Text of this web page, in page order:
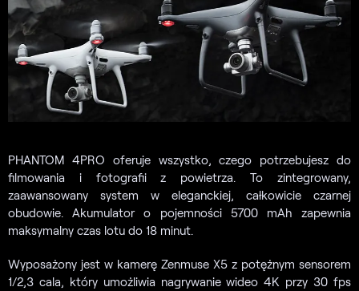
PHANTOM 4PRO oferuje wszystko, czego potrzebujesz do
filmowania i fotografii z powietrza. To zintegrowany,
zaawansowany system w eleganckiej, całkowicie czarnej
obudowie. Akumulator o pojemności 5700 mAh zapewnia
maksymalny czas lotu do 18 minut.
Wyposażony jest w kamerę Zenmuse X5 z potężnym sensorem
1/2,3 cala, który umożliwia nagrywanie wideo 4K przy 30 fps